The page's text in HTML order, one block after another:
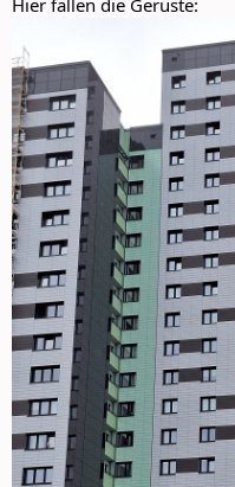
Hier fallen die Gerüste: